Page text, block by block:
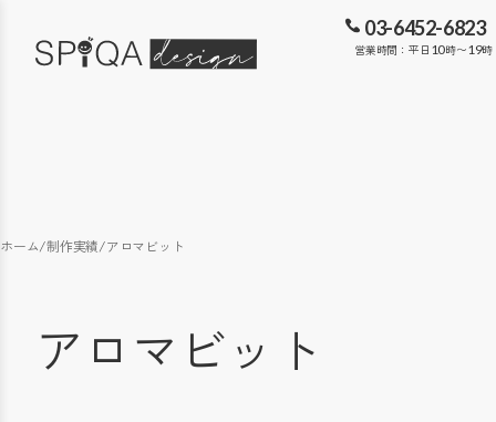
03-6452-6823
営業時間：平日 10時〜19時
ホーム/制作実績/アロマビット
アロマビット